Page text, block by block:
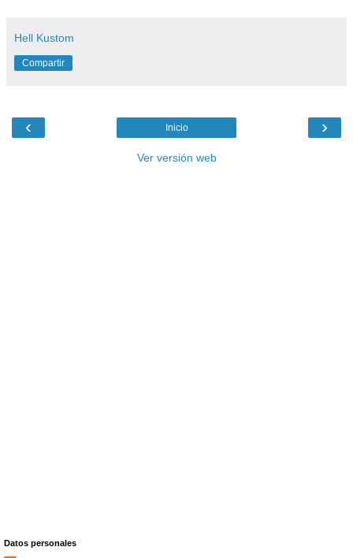
Hell Kustom
Compartir
‹ ›
Inicio
Ver versión web
Datos personales